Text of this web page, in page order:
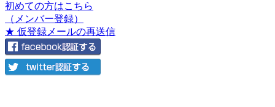
初めての方はこちら
（メンバー登録）
★ 仮登録メールの再送信